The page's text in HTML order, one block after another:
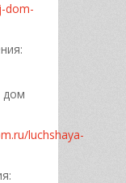
dom-
дом
luchshaya-